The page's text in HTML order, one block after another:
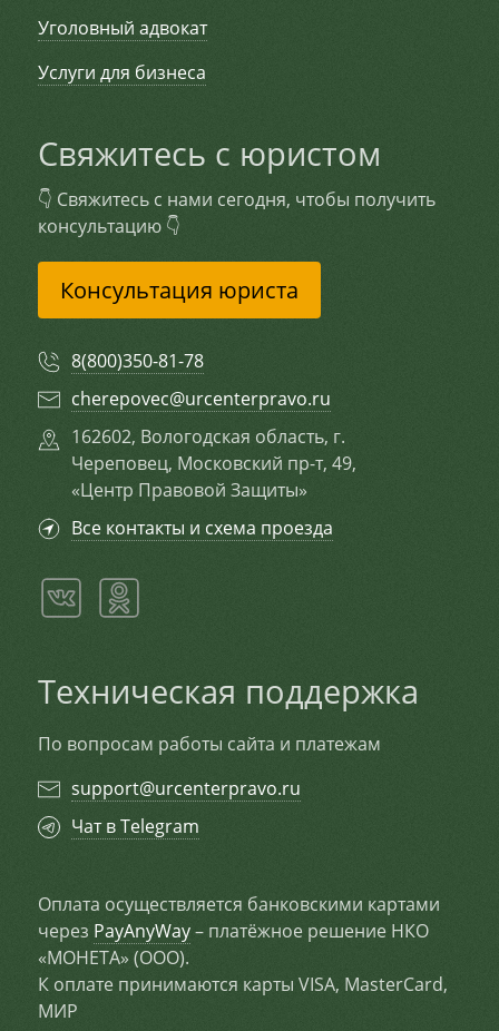
Уголовный адвокат
Услуги для бизнеса
Свяжитесь с юристом
👇 Свяжитесь с нами сегодня, чтобы получить
консультацию 👇
Консультация юриста
8(800)350-81-78
cherepovec@urcenterpravo.ru
162602, Вологодская область, г.
Череповец, Московский пр-т, 49,
«Центр Правовой Защиты»
Все контакты и схема проезда
Техническая поддержка
По вопросам работы сайта и платежам
support@urcenterpravo.ru
Чат в Telegram
Оплата осуществляется банковскими картами
через PayAnyWay– платёжное решение НКО
«МОНЕТА» (ООО).
К оплате принимаются карты VISA, MasterCard,
МИР